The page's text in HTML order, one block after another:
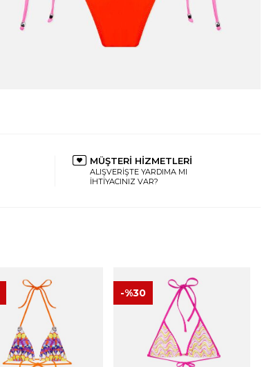
MÜŞTERİ HİZMETLERİ
ALIŞVERİŞTE YARDIMA MI
İHTİYACINIZ VAR?
-%30